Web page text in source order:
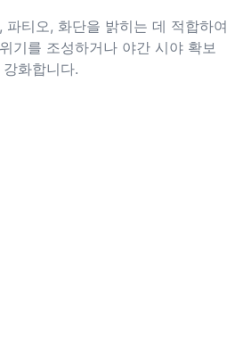
파티오, 화단을 밝히는 데 적합하여
기를 조성하거나 야간 시야 확보
화합니다.